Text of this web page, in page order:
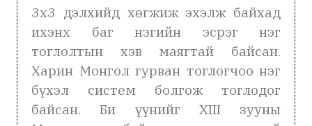
3х3 дэлхийд хөгжиж эхэлж байхад
ихэнх баг нэгийн эсрэг нэг
тоглолтын хэв маягтай байсан.
Харин Монгол гурван тоглогчоо нэг
бүхэл систем болгож тоглодог
байсан. Би үүнийг XIII зууны